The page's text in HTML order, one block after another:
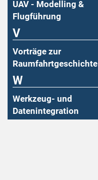
UAV - Modelling &
Flugführung
V
Vorträge zur
Raumfahrtgeschichte
W
Werkzeug- und
Datenintegration